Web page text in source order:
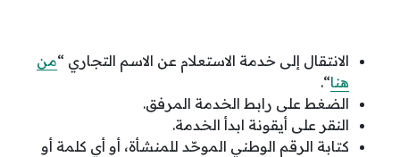
الانتقال إلى خدمة الاستعلام عن الاسم التجاري “من
هنا“.
الضغط على رابط الخدمة المرفق.
النقر على أيقونة ابدأ الخدمة.
كتابة الرقم الوطني الموحّد للمنشأة، أو أي كلمة أو